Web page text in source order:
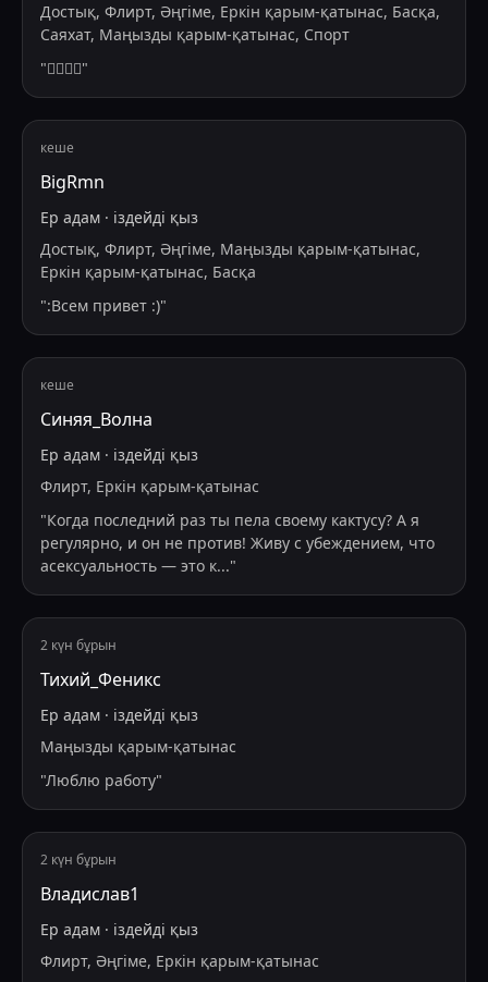
Достық, Флирт, Әңгіме, Еркін қарым-қатынас, Басқа,
Саяхат, Маңызды қарым-қатынас, Спорт
"😶‍🌫😶‍🌫"
кеше
BigRmn
Ер адам · іздейді қыз
Достық, Флирт, Әңгіме, Маңызды қарым-қатынас,
Еркін қарым-қатынас, Басқа
":Всем привет :)"
кеше
Синяя_Волна
Ер адам · іздейді қыз
Флирт, Еркін қарым-қатынас
"Когда последний раз ты пела своему кактусу? А я
регулярно, и он не против! Живу с убеждением, что
асексуальность — это к..."
2 күн бұрын
Тихий_Феникс
Ер адам · іздейді қыз
Маңызды қарым-қатынас
"Люблю работу"
2 күн бұрын
Владислав1
Ер адам · іздейді қыз
Флирт, Әңгіме, Еркін қарым-қатынас